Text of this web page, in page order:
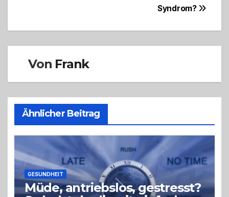
Syndrom?
Von Frank
Ähnlicher Beitrag
GESUNDHEIT
Müde, antriebslos, gestresst?